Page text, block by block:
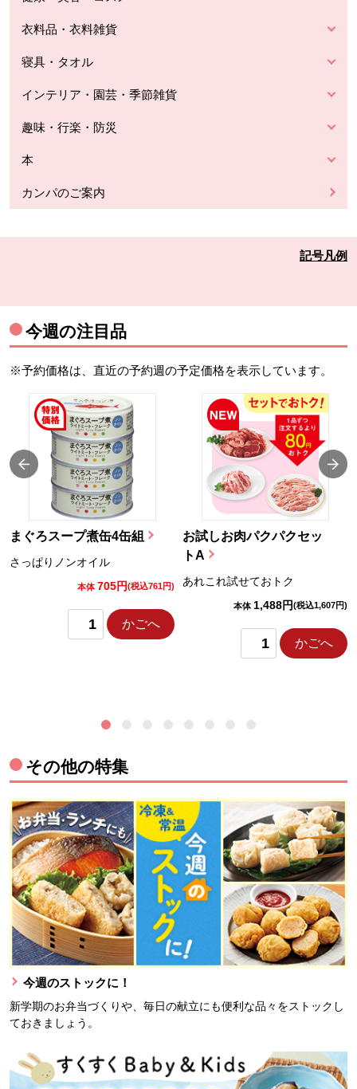
衣料品・衣料雑貨
寝具・タオル
インテリア・園芸・季節雑貨
趣味・行楽・防災
本
カンパのご案内
記号凡例
今週の注目品
※予約価格は、直近の予約週の予定価格を表示しています。
まぐろスープ煮缶4缶組
さっぱりノンオイル
本体 705円(税込761円)
かごへ
お試しお肉パクパクセッ
トA
あれこれ試せておトク
本体 1,488円(税込1,607円)
かごへ
その他の特集
今週のストックに！
新学期のお弁当づくりや、毎日の献立にも便利な品々をストックし
ておきましょう。